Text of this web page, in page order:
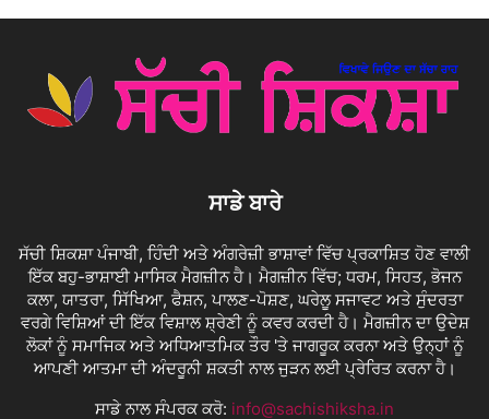
ਸਾਡੇ ਬਾਰੇ
ਸੱਚੀ ਸ਼ਿਕਸ਼ਾ ਪੰਜਾਬੀ, ਹਿੰਦੀ ਅਤੇ ਅੰਗਰੇਜ਼ੀ ਭਾਸ਼ਾਵਾਂ ਵਿੱਚ ਪ੍ਰਕਾਸ਼ਿਤ ਹੋਣ ਵਾਲੀ
ਇੱਕ ਬਹੁ-ਭਾਸ਼ਾਈ ਮਾਸਿਕ ਮੈਗਜ਼ੀਨ ਹੈ। ਮੈਗਜ਼ੀਨ ਵਿੱਚ; ਧਰਮ, ਸਿਹਤ, ਭੋਜਨ
ਕਲਾ, ਯਾਤਰਾ, ਸਿੱਖਿਆ, ਫੈਸ਼ਨ, ਪਾਲਣ-ਪੋਸ਼ਣ, ਘਰੇਲੂ ਸਜਾਵਟ ਅਤੇ ਸੁੰਦਰਤਾ
ਵਰਗੇ ਵਿਸ਼ਿਆਂ ਦੀ ਇੱਕ ਵਿਸ਼ਾਲ ਸ਼੍ਰੇਣੀ ਨੂੰ ਕਵਰ ਕਰਦੀ ਹੈ। ਮੈਗਜ਼ੀਨ ਦਾ ਉਦੇਸ਼
ਲੋਕਾਂ ਨੂੰ ਸਮਾਜਿਕ ਅਤੇ ਅਧਿਆਤਮਿਕ ਤੌਰ 'ਤੇ ਜਾਗਰੂਕ ਕਰਨਾ ਅਤੇ ਉਨ੍ਹਾਂ ਨੂੰ
ਆਪਣੀ ਆਤਮਾ ਦੀ ਅੰਦਰੂਨੀ ਸ਼ਕਤੀ ਨਾਲ ਜੁੜਨ ਲਈ ਪ੍ਰੇਰਿਤ ਕਰਨਾ ਹੈ।
ਸਾਡੇ ਨਾਲ ਸੰਪਰਕ ਕਰੋ: info@sachishiksha.in